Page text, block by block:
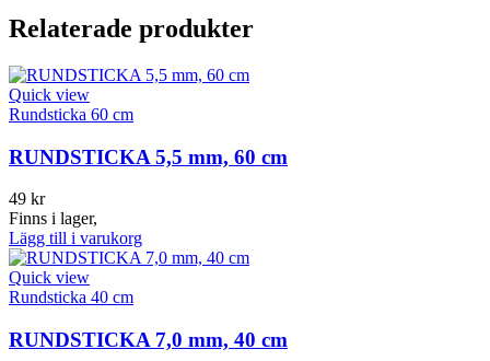
Relaterade produkter
Quick view
Rundsticka 60 cm
RUNDSTICKA 5,5 mm, 60 cm
49 kr
Finns i lager,
Lägg till i varukorg
Quick view
Rundsticka 40 cm
RUNDSTICKA 7,0 mm, 40 cm